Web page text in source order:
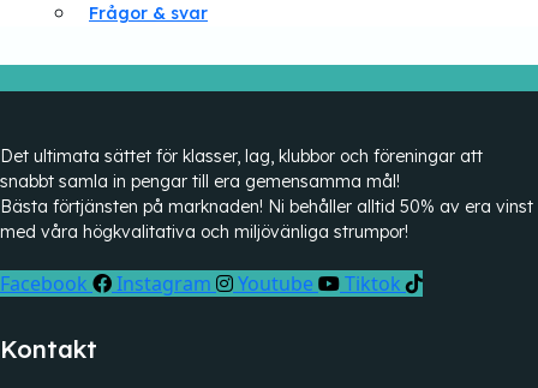
Frågor & svar
Det ultimata sättet för klasser, lag, klubbor och föreningar att
snabbt samla in pengar till era gemensamma mål!
Bästa förtjänsten på marknaden! Ni behåller alltid 50% av era vinst
med våra högkvalitativa och miljövänliga strumpor!
Facebook Instagram Youtube Tiktok
Kontakt